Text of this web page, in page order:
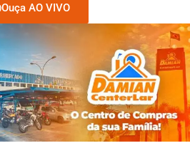
Ouça AO VIVO